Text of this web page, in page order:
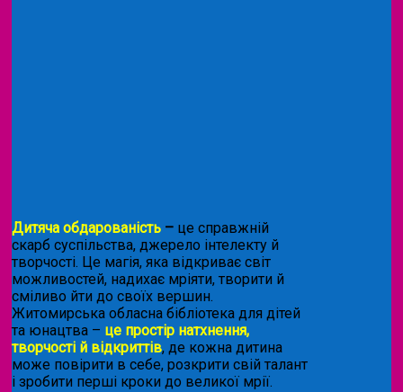
Дитяча обдарованість – це справжній
скарб суспільства, джерело інтелекту й
творчості. Це магія, яка відкриває світ
можливостей, надихає мріяти, творити й
сміливо йти до своїх вершин.
Житомирська обласна бібліотека для дітей
та юнацтва – це простір натхнення,
творчості й відкриттів, де кожна дитина
може повірити в себе, розкрити свій талант
і зробити перші кроки до великої мрії.